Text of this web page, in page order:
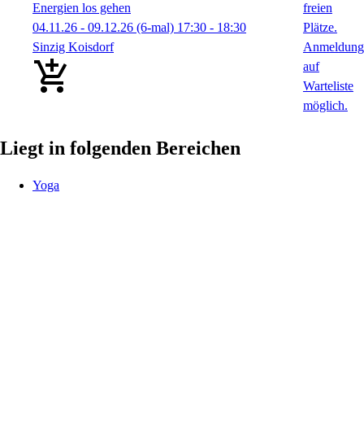
Energien los gehen
04.11.26 - 09.12.26 (6-mal) 17:30 - 18:30
Sinzig Koisdorf
Liegt in folgenden Bereichen
Yoga